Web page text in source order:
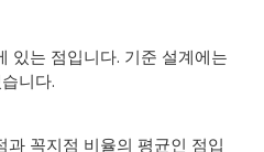
있는 점입니다. 기준 설계에는
니다.
과 꼭지점 비율의 평균인 점입